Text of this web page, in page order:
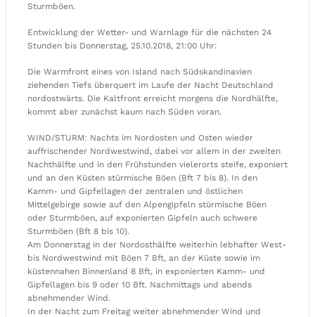
Sturmböen.
Entwicklung der Wetter- und Warnlage für die nächsten 24
Stunden bis Donnerstag, 25.10.2018, 21:00 Uhr:
Die Warmfront eines von Island nach Südskandinavien
ziehenden Tiefs überquert im Laufe der Nacht Deutschland
nordostwärts. Die Kaltfront erreicht morgens die Nordhälfte,
kommt aber zunächst kaum nach Süden voran.
WIND/STURM: Nachts im Nordosten und Osten wieder
auffrischender Nordwestwind, dabei vor allem in der zweiten
Nachthälfte und in den Frühstunden vielerorts steife, exponiert
und an den Küsten stürmische Böen (Bft 7 bis 8). In den
Kamm- und Gipfellagen der zentralen und östlichen
Mittelgebirge sowie auf den Alpengipfeln stürmische Böen
oder Sturmböen, auf exponierten Gipfeln auch schwere
Sturmböen (Bft 8 bis 10).
Am Donnerstag in der Nordosthälfte weiterhin lebhafter West-
bis Nordwestwind mit Böen 7 Bft, an der Küste sowie im
küstennahen Binnenland 8 Bft, in exponierten Kamm- und
Gipfellagen bis 9 oder 10 Bft. Nachmittags und abends
abnehmender Wind.
In der Nacht zum Freitag weiter abnehmender Wind und